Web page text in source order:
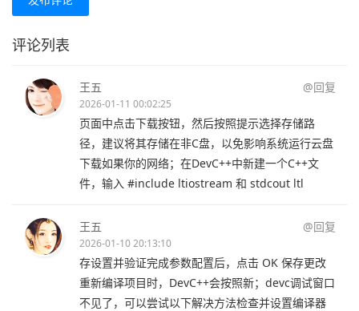
评论列表
王五 @回复
2026-01-11 00:02:25
页面中点击下载按钮，然后按照提示选择存储路
径，建议将其存储在非C盘，以免影响系统运行云盘
下载如果你的网络；在DevC++中新建一个C++文
件，输入 #include ltiostream 和 stdcout ltl
王五 @回复
2026-01-10 20:13:10
存设置并验证完成参数配置后，点击 OK 保存更改
重新编译项目时，DevC++会按照新；devc调试窗口
不见了，可以尝试以下解决方法检查并设置编译器